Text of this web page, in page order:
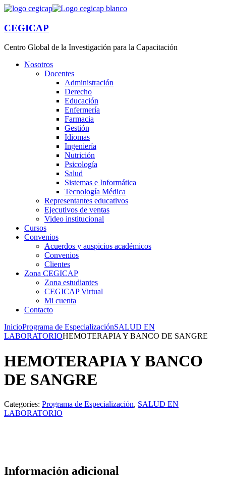
CEGICAP
Centro Global de la Investigación para la Capacitación
Nosotros
Docentes
Administración
Derecho
Educación
Enfermería
Farmacia
Gestión
Idiomas
Ingeniería
Nutrición
Psicología
Salud
Sistemas e Informática
Tecnología Médica
Representantes educativos
Ejecutivos de ventas
Video institucional
Cursos
Convenios
Acuerdos y auspicios académicos
Convenios
Clientes
Zona CEGICAP
Zona estudiantes
CEGICAP Virtual
Mi cuenta
Contacto
InicioPrograma de EspecializaciónSALUD EN
LABORATORIOHEMOTERAPIA Y BANCO DE SANGRE
HEMOTERAPIA Y BANCO
DE SANGRE
Categories: Programa de Especialización, SALUD EN
LABORATORIO
Información adicional